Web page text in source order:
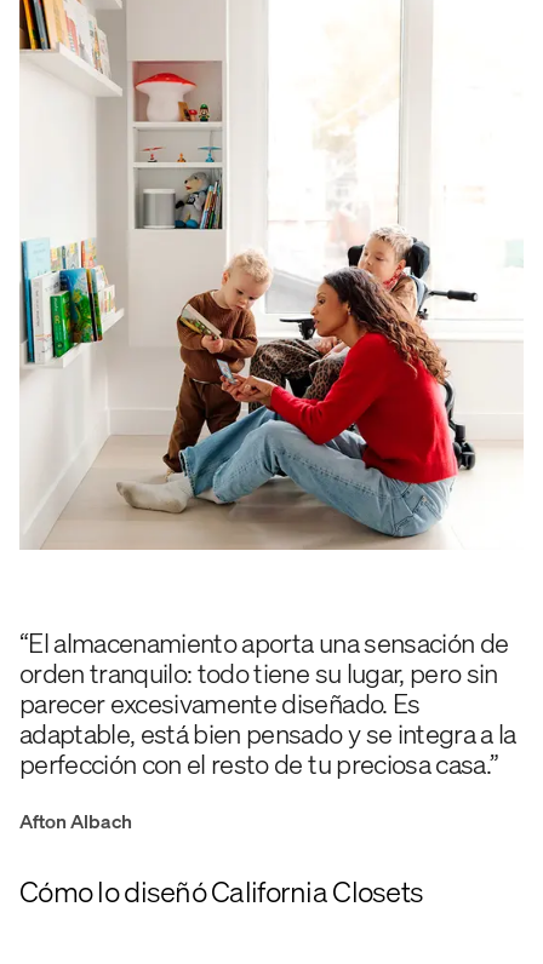
“El almacenamiento aporta una sensación de
orden tranquilo: todo tiene su lugar, pero sin
parecer excesivamente diseñado. Es
adaptable, está bien pensado y se integra a la
perfección con el resto de tu preciosa casa.”
Afton Albach
Cómo lo diseñó California Closets